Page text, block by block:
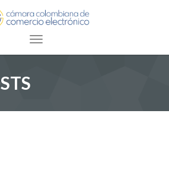
Toggle navigation